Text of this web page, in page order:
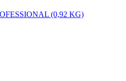
(0,92 KG)